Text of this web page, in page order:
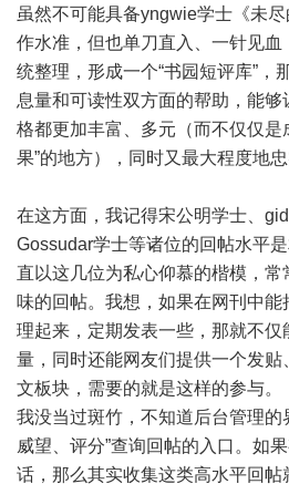
虽然不可能具备yngwie学士《未
作水准，但也单刀直入、一针见
统整理，形成一个“书园短评库”，
息量和可读性双方面的帮助，能
格都更加丰富、多元（而不仅仅是
果”的地方），同时又最大程度地忠
在这方面，我记得宋公明学士、
Gossudar学士等诸位的回帖水平
直以这几位为私心仰慕的楷模，
味的回帖。我想，如果在网刊中能
理起来，定期发表一些，那就不
量，同时还能网友们提供一个发贴
文板块，需要的就是这样的参与。
我没当过斑竹，不知道后台管理的
威望、评分”查询回帖的入口。如
话，那么其实收集这类高水平回帖